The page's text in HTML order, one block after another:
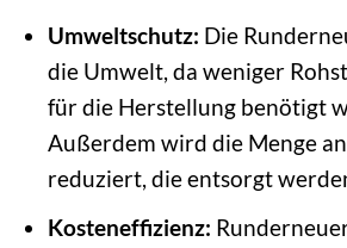
Umweltschutz: Die
die Umwelt, da weniger
für die Herstellung benötigt
Außerdem wird die Menge
reduziert, die entsorgt
Kosteneffizienz: